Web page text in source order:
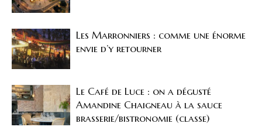
Les Marronniers : comme une énorme
envie d’y retourner
Le Café de Luce : on a dégusté
Amandine Chaigneau à la sauce
brasserie/bistronomie (classe)